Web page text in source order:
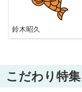
鈴木昭久
こだわり特集